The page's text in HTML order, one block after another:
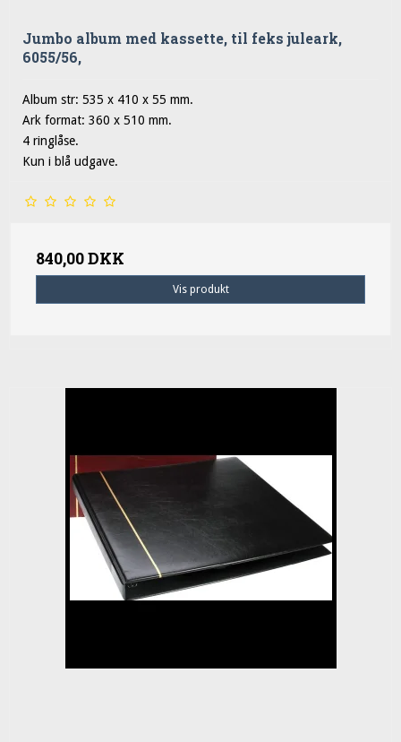
Jumbo album med kassette, til feks juleark,
6055/56,
Album str: 535 x 410 x 55 mm.
Ark format: 360 x 510 mm.
4 ringlåse.
Kun i blå udgave.
840,00 DKK
Vis produkt